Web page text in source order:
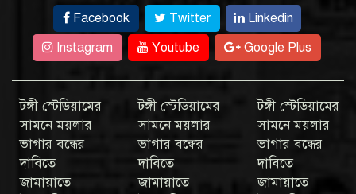
Facebook Twitter
Linkedin
Instagram
Youtube Google Plus
টঙ্গী স্টেডিয়ামের
সামনে ময়লার
ভাগার বন্ধের
দাবিতে
জামায়াতে
টঙ্গী স্টেডিয়ামের
সামনে ময়লার
ভাগার বন্ধের
দাবিতে
জামায়াতে
টঙ্গী স্টেডিয়ামের
সামনে ময়লার
ভাগার বন্ধের
দাবিতে
জামায়াতে